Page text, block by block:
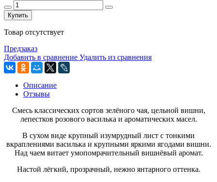
Купить
Товар отсутствует
Предзаказ
Добавить в сравнение Удалить из сравнения
Описание
Отзывы
Смесь классических сортов зелёного чая, цельной вишни,
лепестков розового василька и ароматических масел.
В сухом виде крупный изумрудный лист с тонкими
вкраплениями василька и крупными яркими ягодами вишни.
Над чаем витает умопомрачительный вишнёвый аромат.
Настой лёгкий, прозрачный, нежно янтарного оттенка.